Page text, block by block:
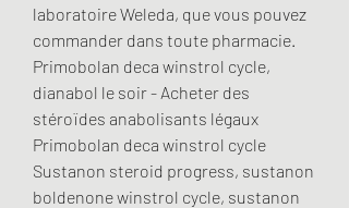
laboratoire Weleda, que vous pouvez
commander dans toute pharmacie.
Primobolan deca winstrol cycle,
dianabol le soir - Acheter des
stéroïdes anabolisants légaux
Primobolan deca winstrol cycle
Sustanon steroid progress, sustanon
boldenone winstrol cycle, sustanon